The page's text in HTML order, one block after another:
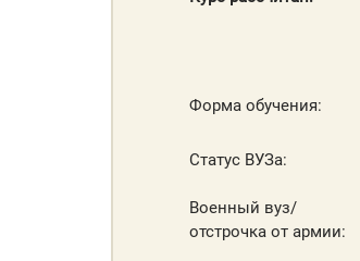
Форма обучения:
Статус ВУЗа:
Военный вуз/
отстрочка от армии: